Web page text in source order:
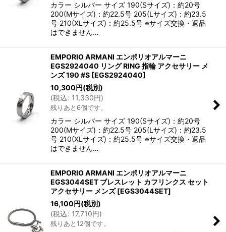
カラー シルバー サイズ 190(Sサイズ)：約20号
200(Mサイズ)：約22.5号 205(Lサイズ)：約23.5
号 210(XLサイズ)：約25.5号 ※サイズ交換・返品
はできません…
EMPORIO ARMANI エンポリオアルマーニ
EGS2924040 リング RING 指輪 アクセサリー メ
ンズ 190 #S [EGS2924040]
10,300円(税別)
(税込: 11,330円)
残りあと6個です。
カラー シルバー サイズ 190(Sサイズ)：約20号
200(Mサイズ)：約22.5号 205(Lサイズ)：約23.5
号 210(XLサイズ)：約25.5号 ※サイズ交換・返品
はできません…
EMPORIO ARMANI エンポリオアルマーニ
EGS3044SET ブレスレット カフリンクス セット
アクセサリー メンズ [EGS3044SET]
16,100円(税別)
(税込: 17,710円)
残りあと12個です。